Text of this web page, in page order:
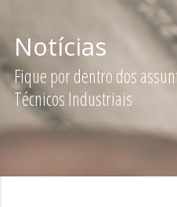
Notícias
Fique por dentro dos
Técnicos Industriais